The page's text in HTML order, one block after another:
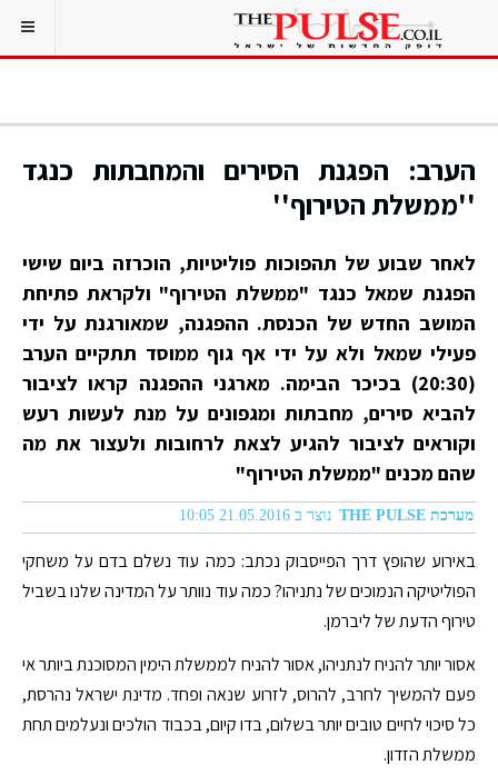
הערב: הפגנת הסירים והמחבתות כנגד
''ממשלת הטירוף''
לאחר שבוע של תהפוכות פוליטיות, הוכרזה ביום שישי
הפגנת שמאל כנגד "ממשלת הטירוף" ולקראת פתיחת
המושב החדש של הכנסת. ההפגנה, שמאורגנת על ידי
פעילי שמאל ולא על ידי אף גוף ממוסד תתקיים הערב
(20:30) בכיכר הבימה. מארגני ההפגנה קראו לציבור
להביא סירים, מחבתות ומגפונים על מנת לעשות רעש
וקוראים לציבור להגיע לצאת לרחובות ולעצור את מה
שהם מכנים "ממשלת הטירוף"
מערכת THE PULSE נוצר ב 21.05.2016 10:05
באירוע שהופץ דרך הפייסבוק נכתב: כמה עוד נשלם בדם על משחקי
הפוליטיקה הנמוכים של נתניהו? כמה עוד נוותר על המדינה שלנו בשביל
טירוף הדעת של ליברמן.
אסור יותר להניח לנתניהו, אסור להניח לממשלת הימין המסוכנת ביותר אי
פעם להמשיך לחרב, להרוס, לזרוע שנאה ופחד. מדינת ישראל נהרסת,
כל סיכוי לחיים טובים יותר בשלום, בדו קיום, בכבוד הולכים ונעלמים תחת
ממשלת הזדון.